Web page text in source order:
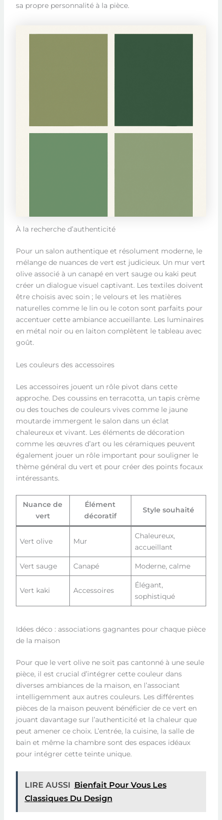
sa propre personnalité à la pièce.
À la recherche d’authenticité
Pour un salon authentique et résolument moderne, le
mélange de nuances de vert est judicieux. Un mur vert
olive associé à un canapé en vert sauge ou kaki peut
créer un dialogue visuel captivant. Les textiles doivent
être choisis avec soin ; le velours et les matières
naturelles comme le lin ou le coton sont parfaits pour
accentuer cette ambiance accueillante. Les luminaires
en métal noir ou en laiton complètent le tableau avec
goût.
Les couleurs des accessoires
Les accessoires jouent un rôle pivot dans cette
approche. Des coussins en terracotta, un tapis crème
ou des touches de couleurs vives comme le jaune
moutarde immergent le salon dans un éclat
chaleureux et vivant. Les éléments de décoration
comme les œuvres d’art ou les céramiques peuvent
également jouer un rôle important pour souligner le
thème général du vert et pour créer des points focaux
intéressants.
Nuance de
vert
Élément
décoratif
Style souhaité
Vert olive Mur
Chaleureux,
accueillant
Vert sauge Canapé Moderne, calme
Vert kaki Accessoires
Élégant,
sophistiqué
Idées déco : associations gagnantes pour chaque pièce
de la maison
Pour que le vert olive ne soit pas cantonné à une seule
pièce, il est crucial d’intégrer cette couleur dans
diverses ambiances de la maison, en l’associant
intelligemment aux autres couleurs. Les différentes
pièces de la maison peuvent bénéficier de ce vert en
jouant davantage sur l’authenticité et la chaleur que
peut amener ce choix. L’entrée, la cuisine, la salle de
bain et même la chambre sont des espaces idéaux
pour intégrer cette teinte unique.
LIRE AUSSI Bienfait Pour Vous Les
Classiques Du Design